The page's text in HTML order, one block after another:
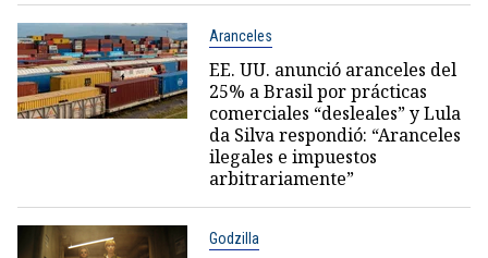
Aranceles
EE. UU. anunció aranceles del
25% a Brasil por prácticas
comerciales “desleales” y Lula
da Silva respondió: “Aranceles
ilegales e impuestos
arbitrariamente”
Godzilla